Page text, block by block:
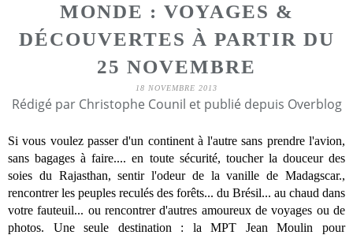
MONDE : VOYAGES &
DÉCOUVERTES À PARTIR DU
25 NOVEMBRE
18 NOVEMBRE 2013
Rédigé par Christophe Counil et publié depuis Overblog
Si vous voulez passer d'un continent à l'autre sans prendre l'avion,
sans bagages à faire.... en toute sécurité, toucher la douceur des
soies du Rajasthan, sentir l'odeur de la vanille de Madagscar.,
rencontrer les peuples reculés des forêts... du Brésil... au chaud dans
votre fauteuil... ou rencontrer d'autres amoureux de voyages ou de
photos. Une seule destination : la MPT Jean Moulin pour